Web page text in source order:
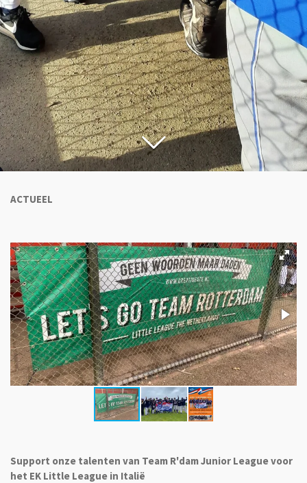
ACTUEEL
Support onze talenten van Team R'dam Junior League voor
het EK Little League in Italië